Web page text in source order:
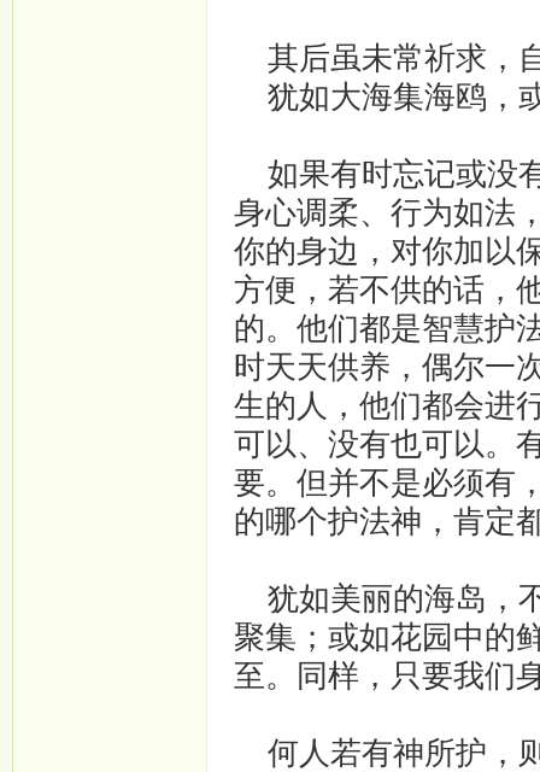
其后虽未常祈求，
犹如大海集海鸥，
如果有时忘记或没
身心调柔、行为如法
你的身边，对你加以
方便，若不供的话，
的。他们都是智慧护
时天天供养，偶尔一
生的人，他们都会进
可以、没有也可以。
要。但并不是必须有
的哪个护法神，肯定
犹如美丽的海岛，
聚集；或如花园中的
至。同样，只要我们
何人若有神所护，